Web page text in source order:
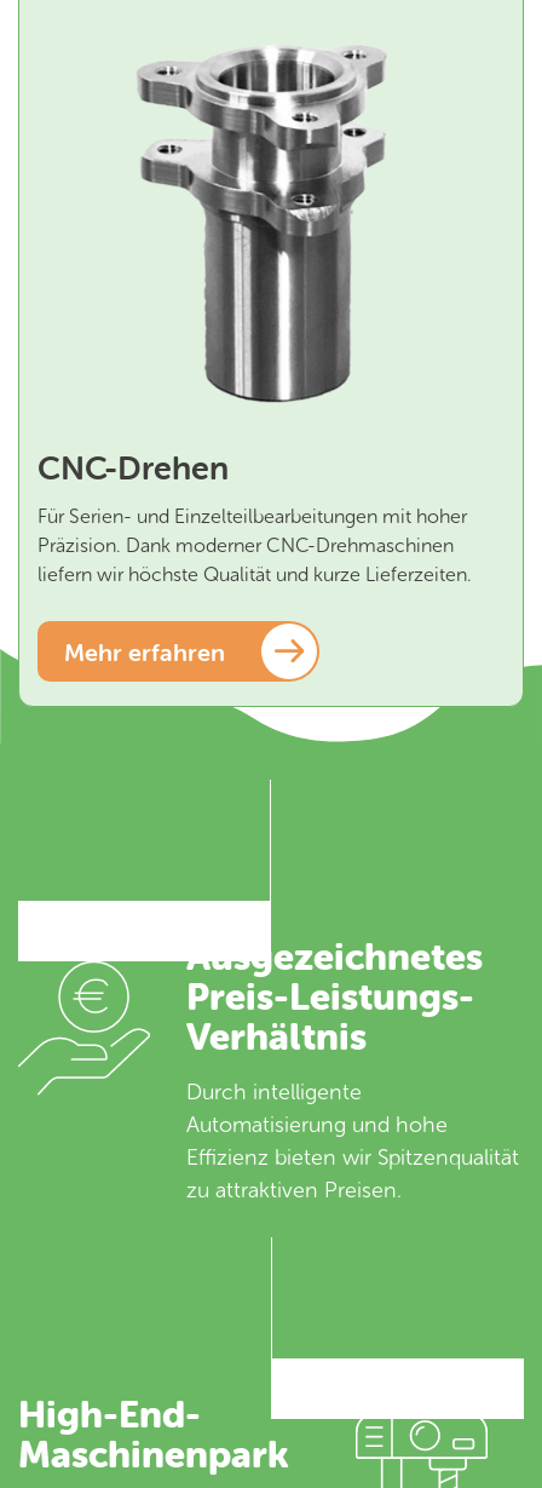
CNC-Drehen
Für Serien- und Einzelteilbearbeitungen mit hoher
Präzision. Dank moderner CNC-Drehmaschinen
liefern wir höchste Qualität und kurze Lieferzeiten.
Mehr erfahren
Ausgezeichnetes
Preis-Leistungs-
Verhältnis
Durch intelligente
Automatisierung und hohe
Effizienz bieten wir Spitzenqualität
zu attraktiven Preisen.
High-End-
Maschinenpark